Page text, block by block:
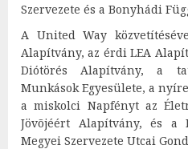
Szervezete és a Bonyhádi
A United Way
Alapítvány, az érdi LEA
Diótörés Alapítvány, a
Munkások Egyesülete, a
a miskolci Napfényt az
Jövõjéért Alapítvány, és a
Megyei Szervezete Utcai